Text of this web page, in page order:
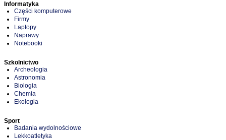
Informatyka
Części komputerowe
Firmy
Laptopy
Naprawy
Notebooki
Szkolnictwo
Archeologia
Astronomia
Biologia
Chemia
Ekologia
Sport
Badania wydolnościowe
Lekkoatletyka